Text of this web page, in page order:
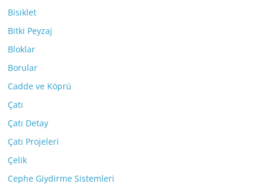
Bisiklet
Bitki Peyzaj
Bloklar
Borular
Cadde ve Köprü
Çatı
Çatı Detay
Çatı Projeleri
Çelik
Cephe Giydirme Sistemleri